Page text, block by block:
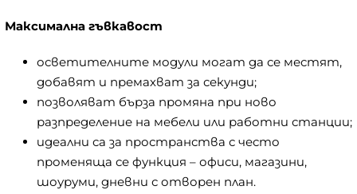
Максимална гъвкавост
осветителните модули могат да се местят,
добавят и премахват за секунди;
позволяват бърза промяна при ново
разпределение на мебели или работни станции;
идеални са за пространства с често
променяща се функция – офиси, магазини,
шоуруми, дневни с отворен план.